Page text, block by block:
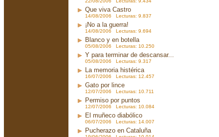
Que viva Castro
14/08/2006 Lecturas: 9.837
¡No a la guerra!
14/08/2006 Lecturas: 9.694
Blanco y en botella
05/08/2006 Lecturas: 10.250
Y para terminar de descansar...
05/08/2006 Lecturas: 9.317
La memoria histérica
16/07/2006 Lecturas: 12.457
Gato por lince
12/07/2006 Lecturas: 10.711
Permiso por puntos
12/07/2006 Lecturas: 10.084
El muñeco diabólico
06/07/2006 Lecturas: 14.007
Pucherazo en Cataluña